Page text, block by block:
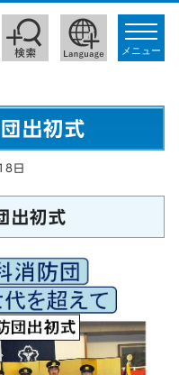
toggle
メニュー
出初式
日
出初式